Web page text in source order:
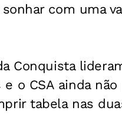
com uma
Conquista
o CSA ainda
tabela nas